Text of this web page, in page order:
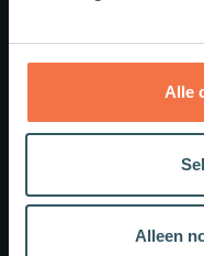
Alle
Alleen
Nieuwsbrieven
Veelgestelde vragen